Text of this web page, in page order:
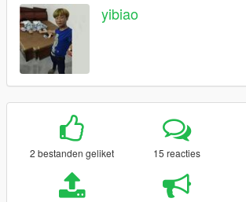
yibiao
2 bestanden geliket 15 reacties